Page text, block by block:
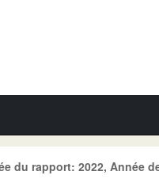
du rapport: 2022, Année